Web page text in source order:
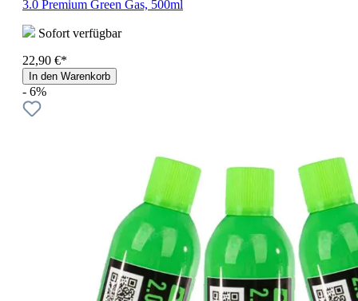
3.0 Premium Green Gas, 500ml
Sofort verfügbar
22,90 €*
In den Warenkorb
- 6%